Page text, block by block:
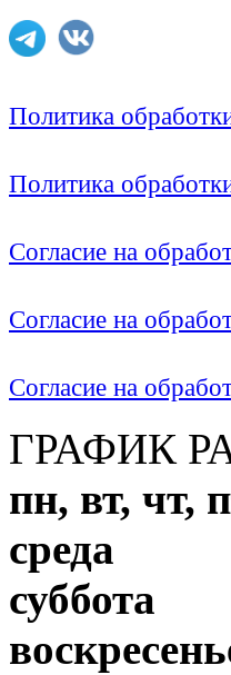
Политика
Политика
Согласие на
Согласие на
Согласие на
ГРАФИК
пн, вт, чт,
среда с
суббота с